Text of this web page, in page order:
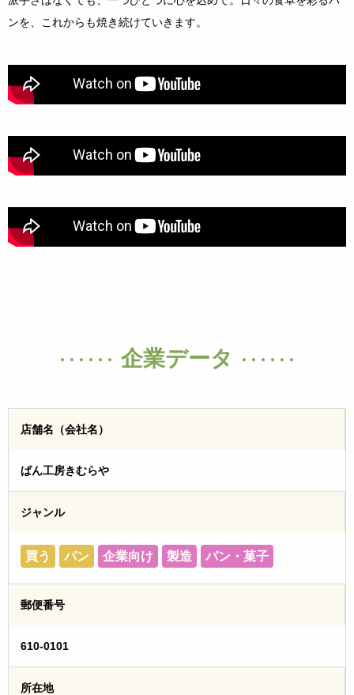
ンを、これからも焼き続けていきます。
企業データ
店舗名（会社名）
ぱん工房きむらや
ジャンル
買う パン 企業向け 製造 パン・菓子
郵便番号
610-0101
所在地